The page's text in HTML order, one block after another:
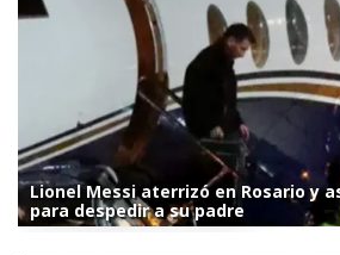
Lionel Messi aterrizó en Rosario y
para despedir a su padre